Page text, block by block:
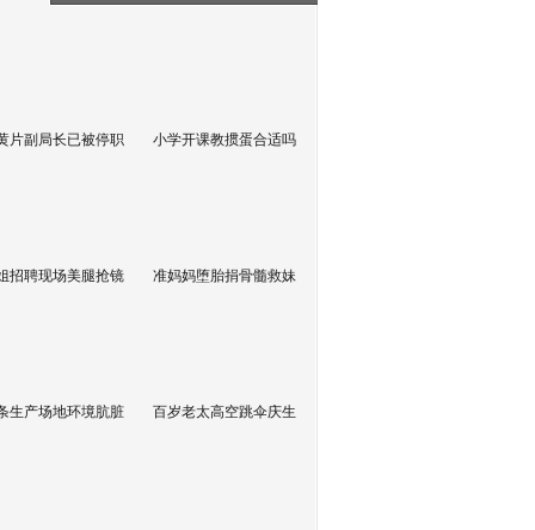
片副局长已被停职 小学开课教掼蛋合适吗
招聘现场美腿抢镜 准妈妈堕胎捐骨髓救妹
生产场地环境肮脏 百岁老太高空跳伞庆生